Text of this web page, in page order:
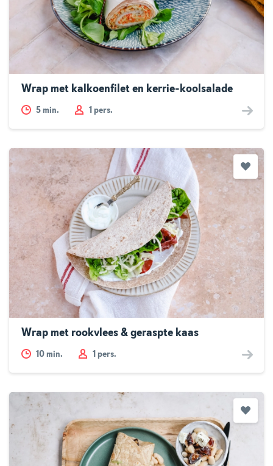
Wrap met kalkoenfilet en kerrie-koolsalade
5 min. 1 pers.
Wrap met rookvlees & geraspte kaas
10 min. 1 pers.